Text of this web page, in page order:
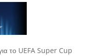
το UEFA Super Cup